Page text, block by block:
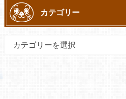
カテゴリー